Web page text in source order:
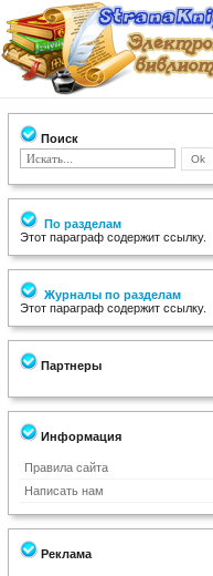
Поиск
По разделам
Этот параграф содержит ссылку.
Журналы по разделам
Этот параграф содержит ссылку.
Партнеры
Информация
Правила сайта
Написать нам
Реклама